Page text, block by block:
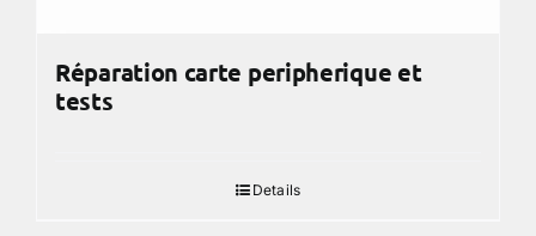
Réparation carte peripherique et
tests
Details